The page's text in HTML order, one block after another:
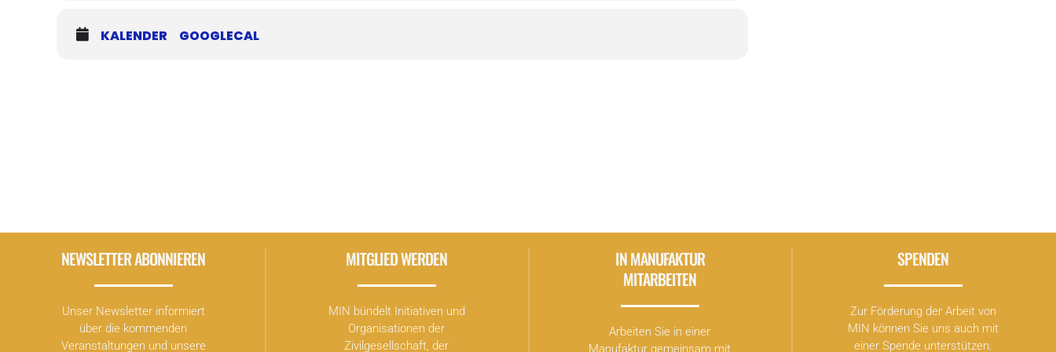
KALENDER GOOGLECAL
NEWSLETTER ABONNIEREN
Unser Newsletter informiert
über die kommenden
Veranstaltungen und unsere
MITGLIED WERDEN
MIN bündelt Initiativen und
Organisationen der
Zivilgesellschaft, der
IN MANUFAKTUR
MITARBEITEN
Arbeiten Sie in einer
Manufaktur gemeinsam mit
SPENDEN
Zur Förderung der Arbeit von
MIN können Sie uns auch mit
einer Spende unterstützen.